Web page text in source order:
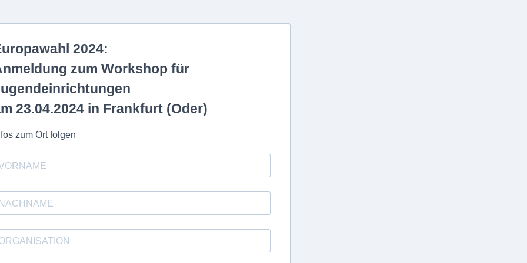
2024:
zum Workshop für
23.04.2024 in Frankfurt (Oder)
zum Ort folgen